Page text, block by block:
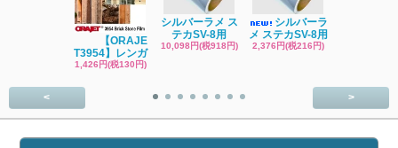
【ORAJE
T3954】レンガ
1,426円(税130円)
シルバーラメ ス
テカSV-8用
10,098円(税918円)
シルバーラ
メ ステカSV-8用
2,376円(税216円)
< >